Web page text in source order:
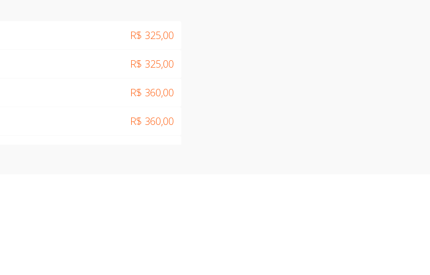
R$ 325,00
R$ 325,00
R$ 360,00
R$ 360,00